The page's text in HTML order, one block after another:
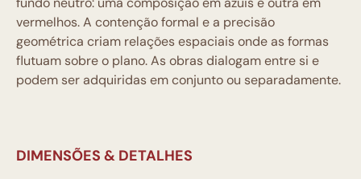
vermelhos. A contenção formal e a precisão
geométrica criam relações espaciais onde as formas
flutuam sobre o plano. As obras dialogam entre si e
podem ser adquiridas em conjunto ou separadamente.
DIMENSÕES & DETALHES